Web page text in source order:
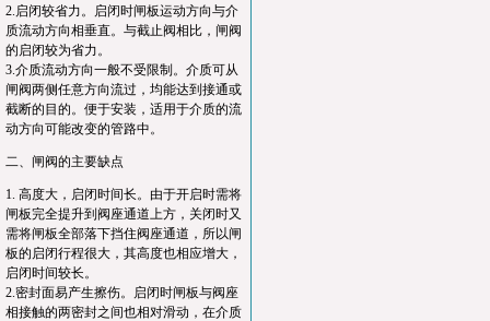
2.启闭较省力。启闭时闸板运动方向与介
质流动方向相垂直。与截止阀相比，闸阀
的启闭较为省力。
3.介质流动方向一般不受限制。介质可从
闸阀两侧任意方向流过，均能达到接通或
截断的目的。便于安装，适用于介质的流
动方向可能改变的管路中。
二、闸阀的主要缺点
1. 高度大，启闭时间长。由于开启时需将
闸板完全提升到阀座通道上方，关闭时又
需将闸板全部落下挡住阀座通道，所以闸
板的启闭行程很大，其高度也相应增大，
启闭时间较长。
2.密封面易产生擦伤。启闭时闸板与阀座
相接触的两密封之间也相对滑动，在介质